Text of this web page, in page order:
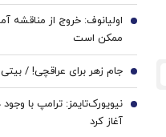
اولیانوف: خروج از مناقشه
ممکن است
6
جام زهر برای عراقچی! / 7
نیویورک‌تایمز: ترامپ با
آغاز کرد
8